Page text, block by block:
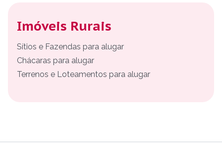
Imóveis Rurais
Sítios e Fazendas para alugar
Chácaras para alugar
Terrenos e Loteamentos para alugar